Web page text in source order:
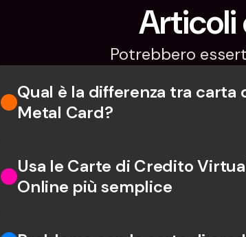
Articoli
Potrebbero
Qual è la differenza tra
Metal Card?
Usa le Carte di Credito
Online più semplice